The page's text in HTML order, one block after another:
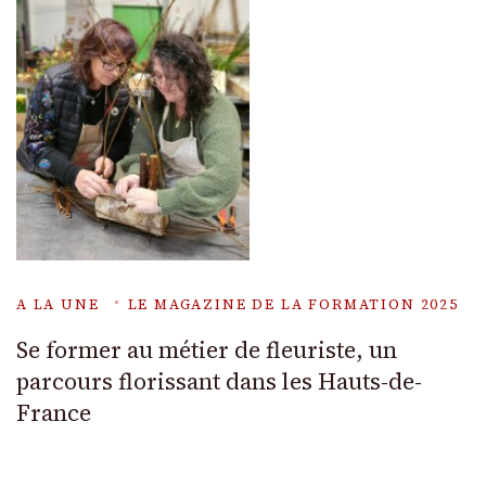
A LA UNE LE MAGAZINE DE LA FORMATION 2025
Se former au métier de fleuriste, un
parcours florissant dans les Hauts-de-
France